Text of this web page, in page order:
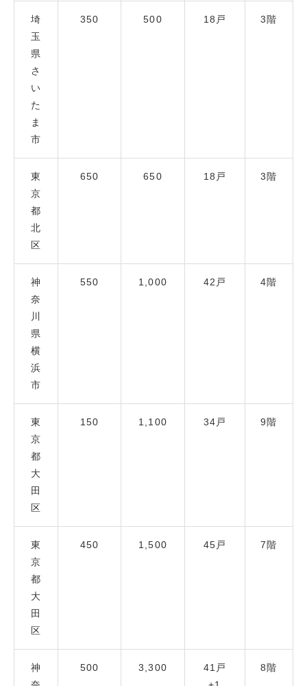
埼
玉
県
さ
い
た
ま
市
350 500 18戸 3階
東
京
都
北
区
650 650 18戸 3階
神
奈
川
県
横
浜
市
550 1,000 42戸 4階
東
京
都
大
田
区
150 1,100 34戸 9階
東
京
都
大
田
区
450 1,500 45戸 7階
神
500 3,300
41戸
8階